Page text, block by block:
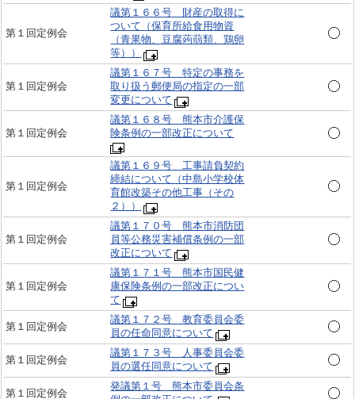
第１回定例会
議第１６６号 財産の取得に
ついて（保育所給食用物資
（青果物、豆腐蒟蒻類、鶏卵
等））
第１回定例会
議第１６７号 特定の事務を
取り扱う郵便局の指定の一部
変更について
第１回定例会
議第１６８号 熊本市介護保
険条例の一部改正について
第１回定例会
議第１６９号 工事請負契約
締結について（中島小学校体
育館改築その他工事（その
２））
第１回定例会
議第１７０号 熊本市消防団
員等公務災害補償条例の一部
改正について
第１回定例会
議第１７１号 熊本市国民健
康保険条例の一部改正につい
て
第１回定例会
議第１７２号 教育委員会委
員の任命同意について
第１回定例会
議第１７３号 人事委員会委
員の選任同意について
第１回定例会
発議第１号 熊本市委員会条